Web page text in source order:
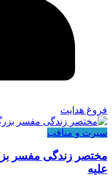
فروغ هدایت
سیرت و منافب
مختصر زندگی مفسر
علیه